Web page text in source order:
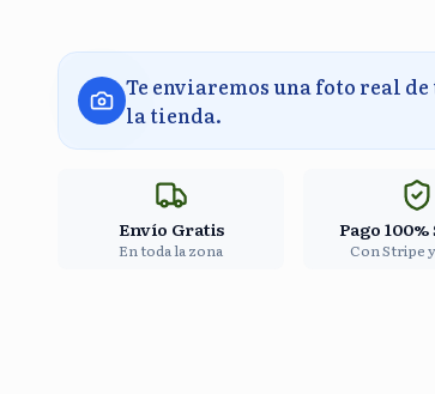
Te enviaremos una foto real
la tienda.
Envío Gratis
En toda la zona
Pago
Con Stripe